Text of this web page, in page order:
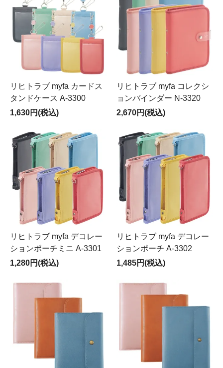
リヒトラブ myfa カードス
タンドケース A-3300
1,630円(税込)
リヒトラブ myfa コレクシ
ョンバインダー N-3320
2,670円(税込)
リヒトラブ myfa デコレー
ションポーチミニ A-3301
1,280円(税込)
リヒトラブ myfa デコレー
ションポーチ A-3302
1,485円(税込)